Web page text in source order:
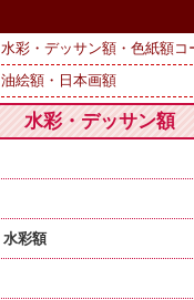
彩・デッサン額・色紙額コ
絵額・日本画額
水彩・デッサン額
水彩額